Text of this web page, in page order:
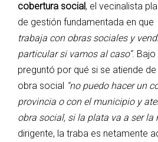
cobertura social, el vecinalista
de gestión fundamentada en que
trabaja con obras sociales y
particular si vamos al caso”. Bajo
preguntó por qué si se atiende
obra social “no puedo hacer un
provincia o con el municipio y
obra social, si la plata va a ser la
dirigente, la traba es netamente